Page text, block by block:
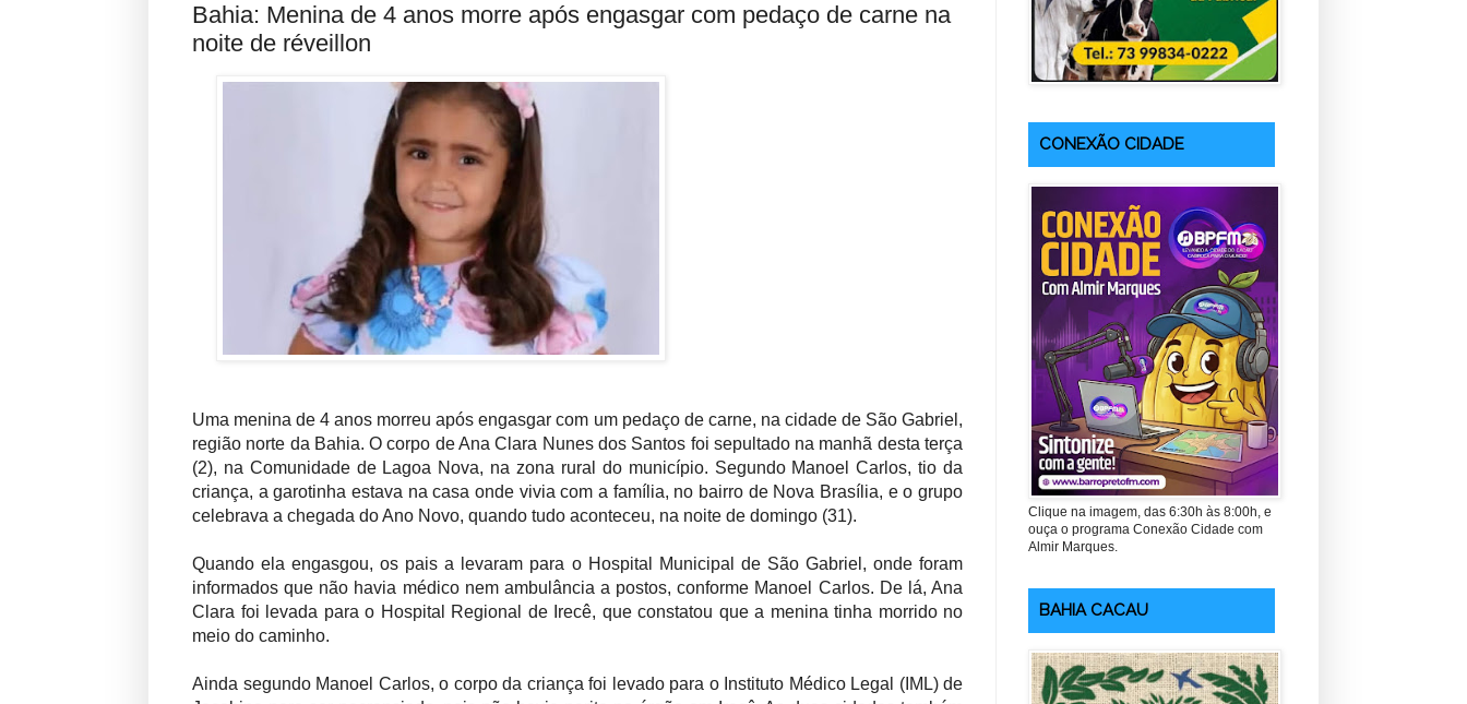
Bahia: Menina de 4 anos morre após engasgar com pedaço de carne na
noite de réveillon
Uma menina de 4 anos morreu após engasgar com um pedaço de carne, na cidade de São Gabriel,
região norte da Bahia. O corpo de Ana Clara Nunes dos Santos foi sepultado na manhã desta terça
(2), na Comunidade de Lagoa Nova, na zona rural do município. Segundo Manoel Carlos, tio da
criança, a garotinha estava na casa onde vivia com a família, no bairro de Nova Brasília, e o grupo
celebrava a chegada do Ano Novo, quando tudo aconteceu, na noite de domingo (31).
Quando ela engasgou, os pais a levaram para o Hospital Municipal de São Gabriel, onde foram
informados que não havia médico nem ambulância a postos, conforme Manoel Carlos. De lá, Ana
Clara foi levada para o Hospital Regional de Irecê, que constatou que a menina tinha morrido no
meio do caminho.
Ainda segundo Manoel Carlos, o corpo da criança foi levado para o Instituto Médico Legal (IML) de
CONEXÃO CIDADE
Clique na imagem, das 6:30h às 8:00h, e
ouça o programa Conexão Cidade com
Almir Marques.
BAHIA CACAU